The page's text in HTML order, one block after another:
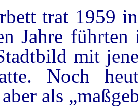
trat 1959
Jahre
mit
Noch
als